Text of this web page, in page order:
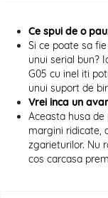
Ce spui de o
Si ce poate sa
unui serial bun?
G05 cu inel iti
unui suport de
Vrei inca un
Aceasta husa
margini ridicate,
zgarieturilor. Nu
cos carcasa